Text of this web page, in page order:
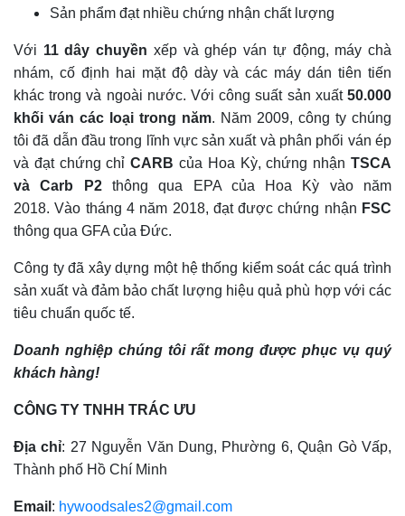
Sản phẩm đạt nhiều chứng nhận chất lượng
Với 11 dây chuyền xếp và ghép ván tự động, máy chà
nhám, cố định hai mặt độ dày và các máy dán tiên tiến
khác trong và ngoài nước. Với công suất sản xuất 50.000
khối ván các loại trong năm. Năm 2009, công ty chúng
tôi đã dẫn đầu trong lĩnh vực sản xuất và phân phối ván ép
và đạt chứng chỉCARB của Hoa Kỳ, chứng nhậnTSCA
và Carb P2 thông qua EPA của Hoa Kỳ vào năm
2018.Vào tháng 4 năm 2018, đạt được chứng nhận FSC
thông qua GFA của Đức.
Công ty đã xây dựng một hệ thống kiểm soát các quá trình
sản xuất và đảm bảo chất lượng hiệu quả phù hợp với các
tiêu chuẩn quốc tế.
Doanh nghiệp chúng tôi rất mong được phục vụ quý
khách hàng!
CÔNG TY TNHH TRÁC ƯU
Địa chỉ: 27 Nguyễn Văn Dung, Phường 6, Quận Gò Vấp,
Thành phố Hồ Chí Minh
Email : hywoodsales2@gmail.com